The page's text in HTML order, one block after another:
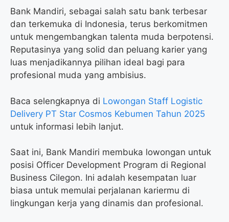
Bank Mandiri, sebagai salah satu bank terbesar
dan terkemuka di Indonesia, terus berkomitmen
untuk mengembangkan talenta muda berpotensi.
Reputasinya yang solid dan peluang karier yang
luas menjadikannya pilihan ideal bagi para
profesional muda yang ambisius.
Baca selengkapnya di Lowongan Staff Logistic
Delivery PT Star Cosmos Kebumen Tahun 2025
untuk informasi lebih lanjut.
Saat ini, Bank Mandiri membuka lowongan untuk
posisi Officer Development Program di Regional
Business Cilegon. Ini adalah kesempatan luar
biasa untuk memulai perjalanan kariermu di
lingkungan kerja yang dinamis dan profesional.